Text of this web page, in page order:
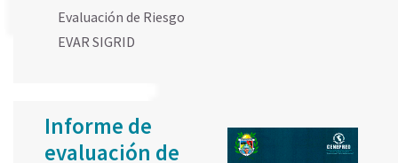
Evaluación de Riesgo
EVAR SIGRID
Informe de
evaluación de